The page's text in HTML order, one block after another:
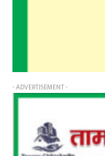
- ADVERTISEMENT -